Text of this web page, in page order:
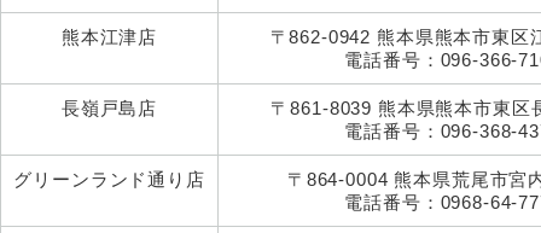
熊本江津店
〒862-0942 熊本県熊本市東区
電話番号：096-366-
長嶺戸島店
〒861-8039 熊本県熊本市東区
電話番号：096-368-
グリーンランド通り店
〒864-0004 熊本県荒尾市宮
電話番号：0968-64-